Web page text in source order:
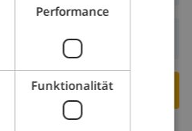
Vor: 10:00
›
Performance
Funktionalität